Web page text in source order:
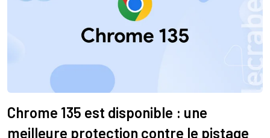
Chrome 135 est disponible : une
meilleure protection contre le pistage